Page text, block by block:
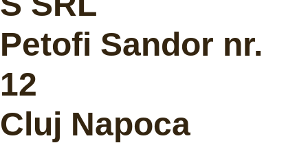
Petofi Sandor nr.
12
Cluj Napoca